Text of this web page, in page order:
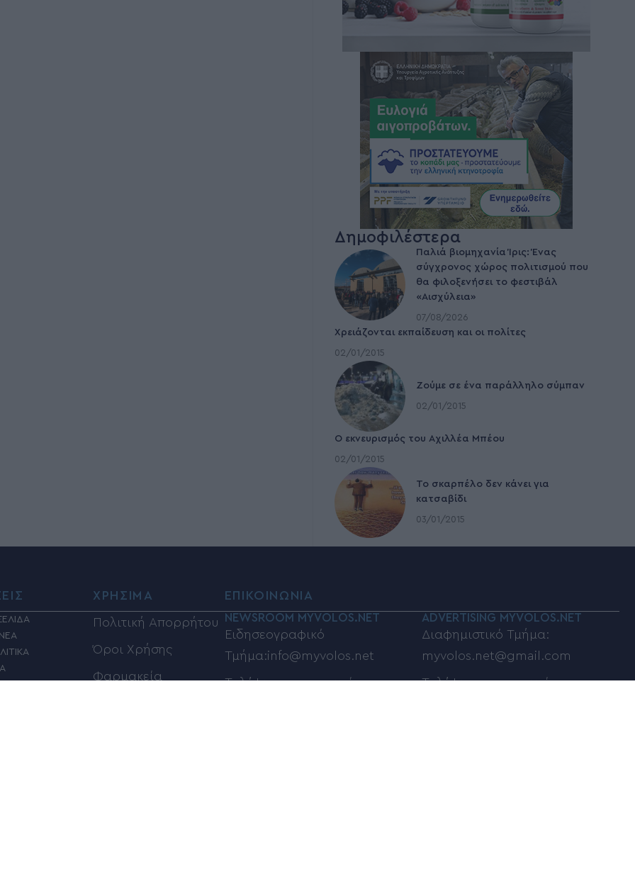
Δημοφιλέστερα
Παλιά βιομηχανία Ίρις: Ένας
σύγχρονος χώρος πολιτισμού που
θα φιλοξενήσει το φεστιβάλ
«Αισχύλεια»
07/08/2026
Χρειάζονται εκπαίδευση και οι πολίτες
02/01/2015
Ζούμε σε ένα παράλληλο σύμπαν
02/01/2015
Ο εκνευρισμός του Αχιλλέα Μπέου
02/01/2015
To σκαρπέλο δεν κάνει για
κατσαβίδι
03/01/2015
ΧΡΗΣΙΜΑ
Πολιτική Απορρήτου
Όροι Χρήσης
Φαρμακεία
ΕΠΙΚΟΙΝΩΝΙΑ
NEWSROOM MYVOLOS.NET
Ειδησεογραφικό
Τμήμα:info@myvolos.net
Τηλέφωνα επικοινωνίας:
ADVERTISING MYVOLOS.NET
Διαφημιστικό Τμήμα:
myvolos.net@gmail.com
Τηλέφωνο επικοινωνίας: